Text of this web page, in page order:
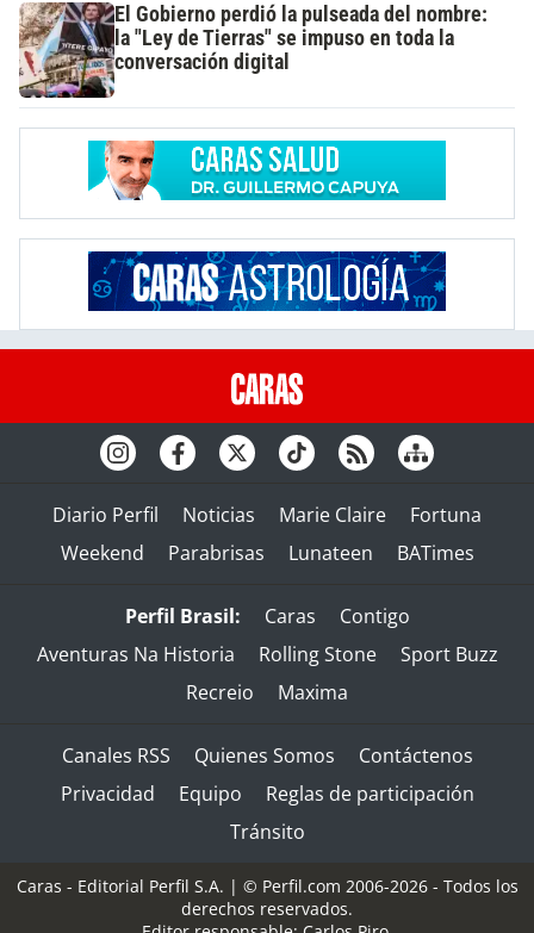
El Gobierno perdió la pulseada del nombre:
la "Ley de Tierras" se impuso en toda la
conversación digital
Diario Perfil Noticias Marie Claire
Fortuna
Weekend
Parabrisas Lunateen BATimes
Perfil Brasil: Caras
Contigo
Aventuras Na Historia
Rolling Stone
Sport Buzz
Recreio
Maxima
Canales RSS Quienes Somos
Contáctenos
Privacidad
Equipo
Reglas de participación
Tránsito
Caras - Editorial Perfil S.A. | © Perfil.com 2006-2026 - Todos los
derechos reservados.